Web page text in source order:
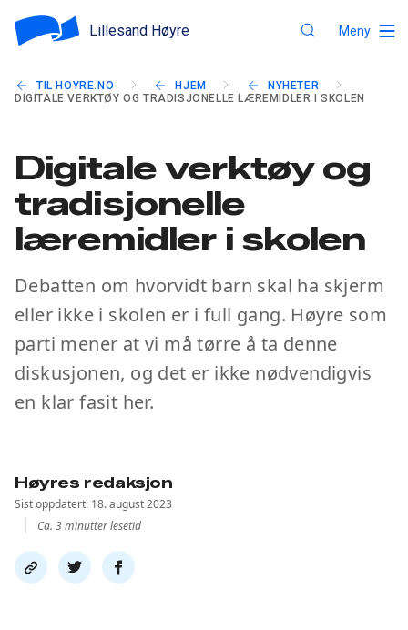
Lillesand Høyre Meny
TIL HOYRE.NO HJEM
NYHETER
DIGITALE VERKTØY OG TRADISJONELLE LÆREMIDLER I SKOLEN
Digitale verktøy og
tradisjonelle
læremidler i skolen
Debatten om hvorvidt barn skal ha skjerm
eller ikke i skolen er i full gang. Høyre som
parti mener at vi må tørre å ta denne
diskusjonen, og det er ikke nødvendigvis
en klar fasit her.
Høyres redaksjon
Sist oppdatert: 18. august 2023
Ca. 3 minutter lesetid
Del
link
Del
på
Del
på